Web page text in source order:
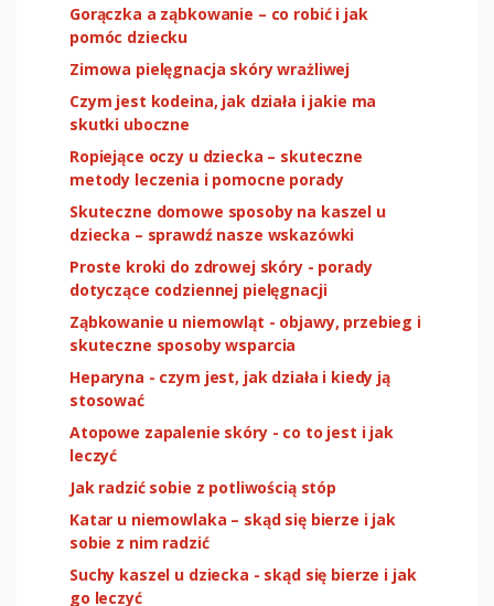
Gorączka a ząbkowanie – co robić i jak
pomóc dziecku
Zimowa pielęgnacja skóry wrażliwej
Czym jest kodeina, jak działa i jakie ma
skutki uboczne
Ropiejące oczy u dziecka – skuteczne
metody leczenia i pomocne porady
Skuteczne domowe sposoby na kaszel u
dziecka – sprawdź nasze wskazówki
Proste kroki do zdrowej skóry - porady
dotyczące codziennej pielęgnacji
Ząbkowanie u niemowląt - objawy, przebieg i
skuteczne sposoby wsparcia
Heparyna - czym jest, jak działa i kiedy ją
stosować
Atopowe zapalenie skóry - co to jest i jak
leczyć
Jak radzić sobie z potliwością stóp
Katar u niemowlaka – skąd się bierze i jak
sobie z nim radzić
Suchy kaszel u dziecka - skąd się bierze i jak
go leczyć